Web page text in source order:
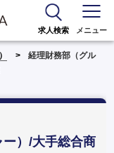
求人検索 メニュー
経理財務部（グル
）/大手総合商